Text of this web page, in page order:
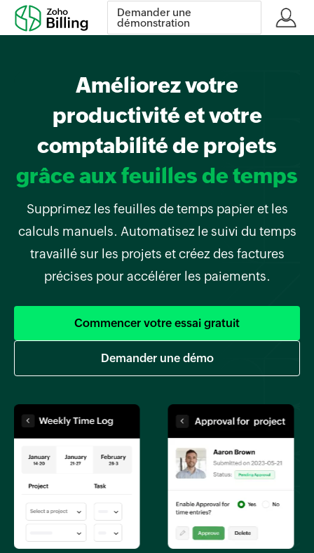
Demander une
démonstration
Améliorez votre
productivité et votre
comptabilité de projets
grâce aux feuilles de temps
Supprimez les feuilles de temps papier et les
calculs manuels. Automatisez le suivi du temps
travaillé sur les projets et créez des factures
précises pour accélérer les paiements.
Commencer votre essai gratuit
Demander une démo